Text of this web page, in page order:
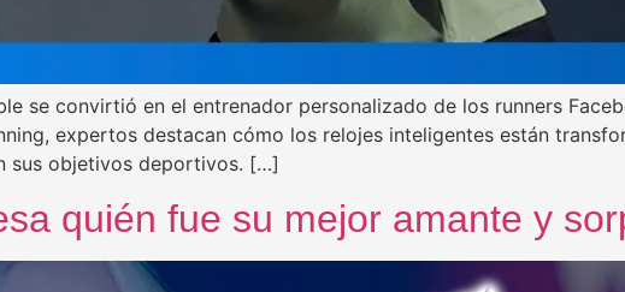
se convirtió en el entrenador personalizado de los runners
expertos destacan cómo los relojes inteligentes están
sus objetivos deportivos. […]
quién fue su mejor amante y